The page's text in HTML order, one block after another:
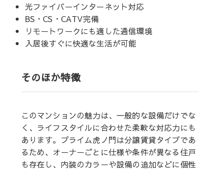
光ファイバーインターネット対応
BS・CS・CATV完備
リモートワークにも適した通信環境
入居後すぐに快適な生活が可能
そのほか特徴
このマンションの魅力は、一般的な設備だけでな
く、ライフスタイルに合わせた柔軟な対応力にも
あります。プライム虎ノ門は分譲賃貸タイプであ
るため、オーナーごとに仕様や条件が異なる住戸
も存在し、内装のカラーや設備の追加などに個性